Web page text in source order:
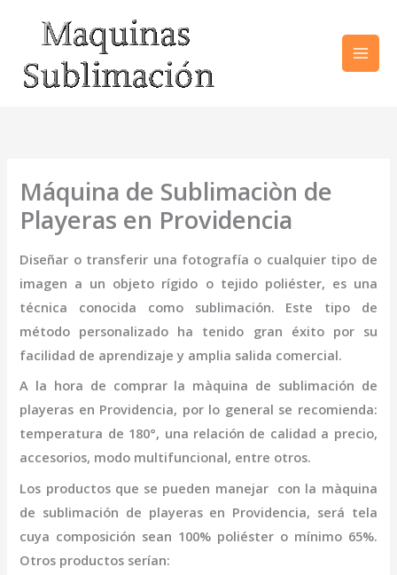
contenido
Máquina de Sublimaciòn de
Playeras en Providencia
Diseñar o transferir una fotografía o cualquier tipo de
imagen a un objeto rígido o tejido poliéster, es una
técnica conocida como sublimación. Este tipo de
método personalizado ha tenido gran éxito por su
facilidad de aprendizaje y amplia salida comercial.
A la hora de comprar la màquina de sublimación de
playeras en Providencia, por lo general se recomienda:
temperatura de 180°, una relación de calidad a precio,
accesorios, modo multifuncional, entre otros.
Los productos que se pueden manejar con la màquina
de sublimación de playeras en Providencia, será tela
cuya composición sean 100% poliéster o mínimo 65%.
Otros productos serían: